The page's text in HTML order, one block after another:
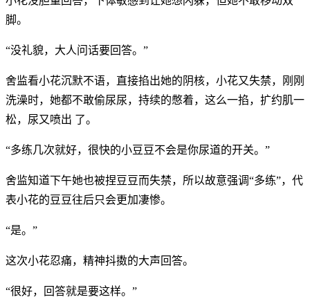
脚。
“没礼貌，大人问话要回答。”
舍监看小花沉默不语，直接掐出她的阴核，小花又失禁，刚刚
洗澡时，她都不敢偷尿尿，持续的憋着，这么一掐，扩约肌一
松，尿又喷出 了。
“多练几次就好，很快的小豆豆不会是你尿道的开关。”
舍监知道下午她也被捏豆豆而失禁，所以故意强调“多练”，代
表小花的豆豆往后只会更加凄惨。
“是。”
这次小花忍痛，精神抖擞的大声回答。
“很好，回答就是要这样。”